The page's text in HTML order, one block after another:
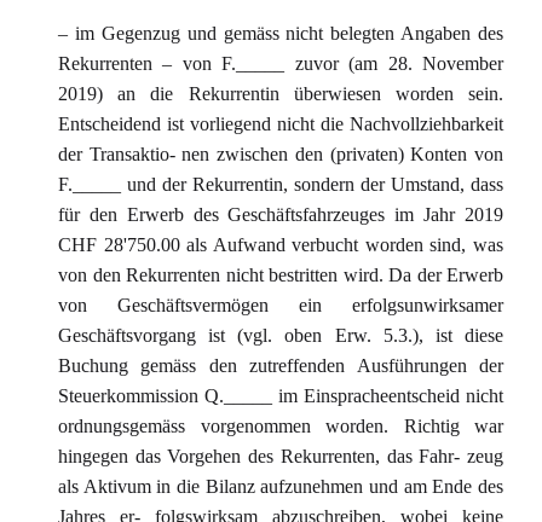
– im Gegenzug und gemäss nicht belegten Angaben des
Rekurrenten – von F._____ zuvor (am 28. November
2019) an die Rekurrentin überwiesen worden sein.
Entscheidend ist vorliegend nicht die Nachvollziehbarkeit
der Transaktio- nen zwischen den (privaten) Konten von
F._____ und der Rekurrentin, sondern der Umstand, dass
für den Erwerb des Geschäftsfahrzeuges im Jahr 2019
CHF 28'750.00 als Aufwand verbucht worden sind, was
von den Rekurrenten nicht bestritten wird. Da der Erwerb
von Geschäftsvermögen ein erfolgsunwirksamer
Geschäftsvorgang ist (vgl. oben Erw. 5.3.), ist diese
Buchung gemäss den zutreffenden Ausführungen der
Steuerkommission Q._____ im Einspracheentscheid nicht
ordnungsgemäss vorgenommen worden. Richtig war
hingegen das Vorgehen des Rekurrenten, das Fahr- zeug
als Aktivum in die Bilanz aufzunehmen und am Ende des
Jahres er- folgswirksam abzuschreiben, wobei keine